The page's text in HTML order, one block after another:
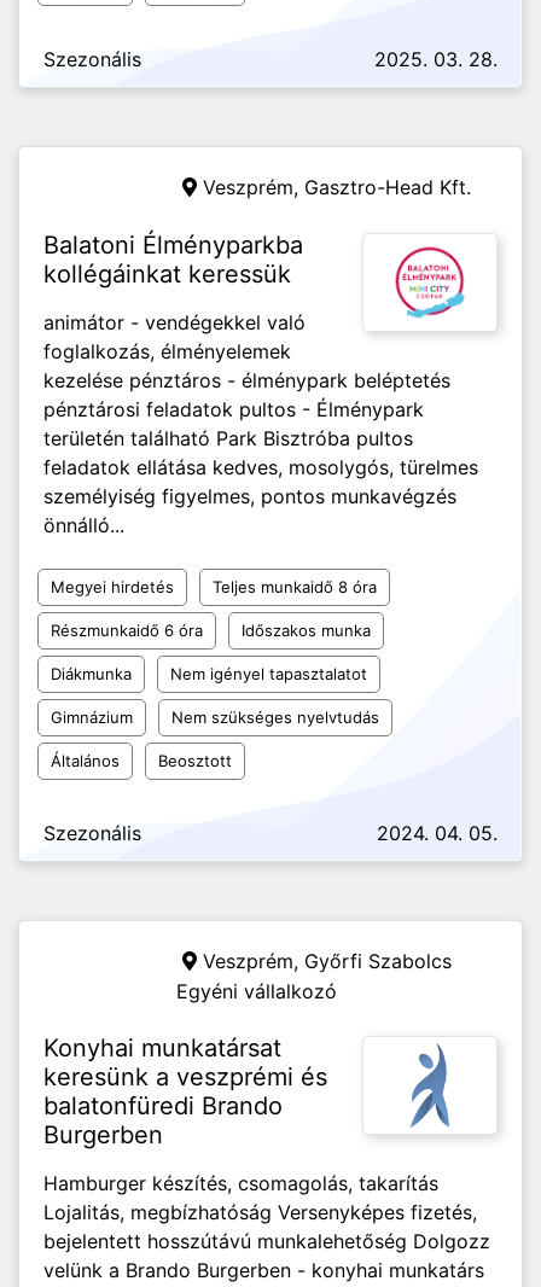
Szezonális 2025. 03. 28.
Veszprém, Gasztro-Head Kft.
Balatoni Élményparkba
kollégáinkat keressük
animátor - vendégekkel való
foglalkozás, élményelemek
kezelése pénztáros - élménypark beléptetés
pénztárosi feladatok pultos - Élménypark
területén található Park Bisztróba pultos
feladatok ellátása kedves, mosolygós, türelmes
személyiség figyelmes, pontos munkavégzés
önnálló...
Megyei hirdetés Teljes munkaidő 8 óra
Részmunkaidő 6 óra Időszakos munka
Diákmunka Nem igényel tapasztalatot
Gimnázium Nem szükséges nyelvtudás
Általános Beosztott
Szezonális 2024. 04. 05.
Veszprém, Győrfi Szabolcs
Egyéni vállalkozó
Konyhai munkatársat
keresünk a veszprémi és
balatonfüredi Brando
Burgerben
Hamburger készítés, csomagolás, takarítás
Lojalitás, megbízhatóság Versenyképes fizetés,
bejelentett hosszútávú munkalehetőség Dolgozz
velünk a Brando Burgerben - konyhai munkatárs